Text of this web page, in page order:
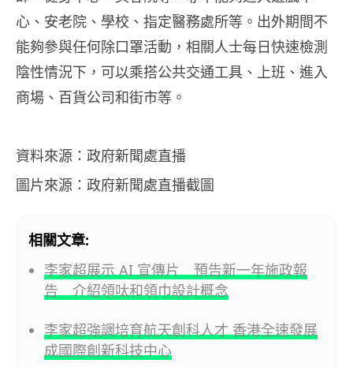
心、安老院、學校、指定醫務處所等。出外期間不
能夠參與任何除口罩活動，相關人士每日快速檢測
陰性情況下，可以乘搭公共交通工具、上班、進入
商場、百貨公司和街市等。
資料來源：政府新聞處直播
圖片來源：政府新聞處直播截圖
相關文章:
李家超展示 AI 宣傳片 預告新一年施政報
告 介紹領呔和領巾設計概念
李家超強調培育航天創科人才 香港全速發展
成國際創新科技中心